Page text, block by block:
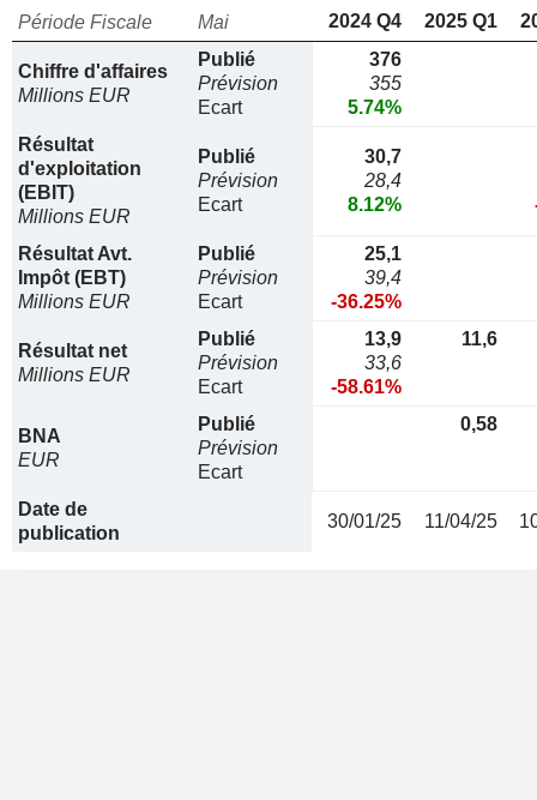
Période Fiscale Mai 2024 Q4 2025 Q1
Chiffre d'affaires
Millions EUR
Publié
Prévision
Ecart
376
355
5.74%
Résultat
d'exploitation
(EBIT)
Millions EUR
Publié
Prévision
Ecart
30,7
28,4
8.12%
Résultat Avt.
Impôt (EBT)
Millions EUR
Publié
Prévision
Ecart
25,1
39,4
-36.25%
Résultat net
Millions EUR
Publié
Prévision
Ecart
13,9
33,6
-58.61%
11,6
BNA
EUR
Publié
Prévision
Ecart
0,58
Date de
publication
30/01/25 11/04/25